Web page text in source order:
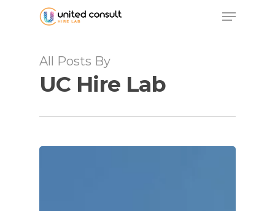
Menu
All Posts By
UC Hire Lab